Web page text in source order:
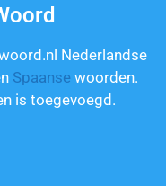
Nederlandse
Spaanse woorden.
is toegevoegd.